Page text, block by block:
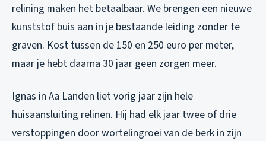
relining maken het betaalbaar. We brengen een nieuwe
kunststof buis aan in je bestaande leiding zonder te
graven. Kost tussen de 150 en 250 euro per meter,
maar je hebt daarna 30 jaar geen zorgen meer.
Ignas in Aa Landen liet vorig jaar zijn hele
huisaansluiting relinen. Hij had elk jaar twee of drie
verstoppingen door wortelingroei van de berk in zijn